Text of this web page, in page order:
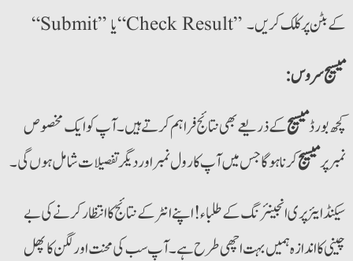
“Submit” یا “Check Result” کے بٹن پر کلک کریں۔
:میسیج سروس
کچھ بورڈمیسیجکے ذریعے بھی نتائج فراہم کرتے ہیں۔ آپ کو ایک مخصوص
نمبر پرمیسیجکرنا ہوگا جس میں آپ کا رول نمبر اور دیگر تفصیلات شامل ہوں گی۔
سیکنڈ ایئر پری انجینئرنگ کے طلباء! اپنے انٹر کے نتائج کا انتظار کرنے کی بے
چینی کا اندازہ ہمیں بہت اچھی طرح ہے۔ آپ سب کی محنت اور لگن کا پھل